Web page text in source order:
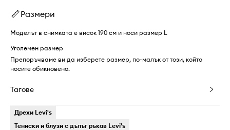
Размери
Моделът в снимката е висок 190 см и носи размер L
Уголемен размер
Препоръчваме ви да изберете размер, по-малък от този, който
носите обикновено.
Тагове
Дрехи Levi's
Тениски и блузи с дълъг ръкав Levi's